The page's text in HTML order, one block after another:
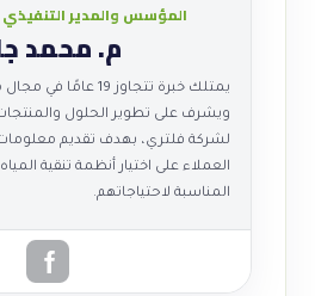
المؤسس والمدير
م. محمد
يمتلك خبرة تتجاوز 19
ويشرف على تطوير الحلول
لشركة فلتري، بهدف تقديم
العملاء على اختيار أنظمة تنقية
المناسبة لاحتياجاتهم.